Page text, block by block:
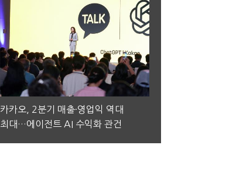
카카오, 2분기 매출·영업익 역대
최대…에이전트 AI 수익화 관건